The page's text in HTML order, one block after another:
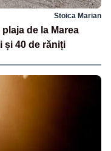
Stoica Marian
de la Marea
și 40 de răniți